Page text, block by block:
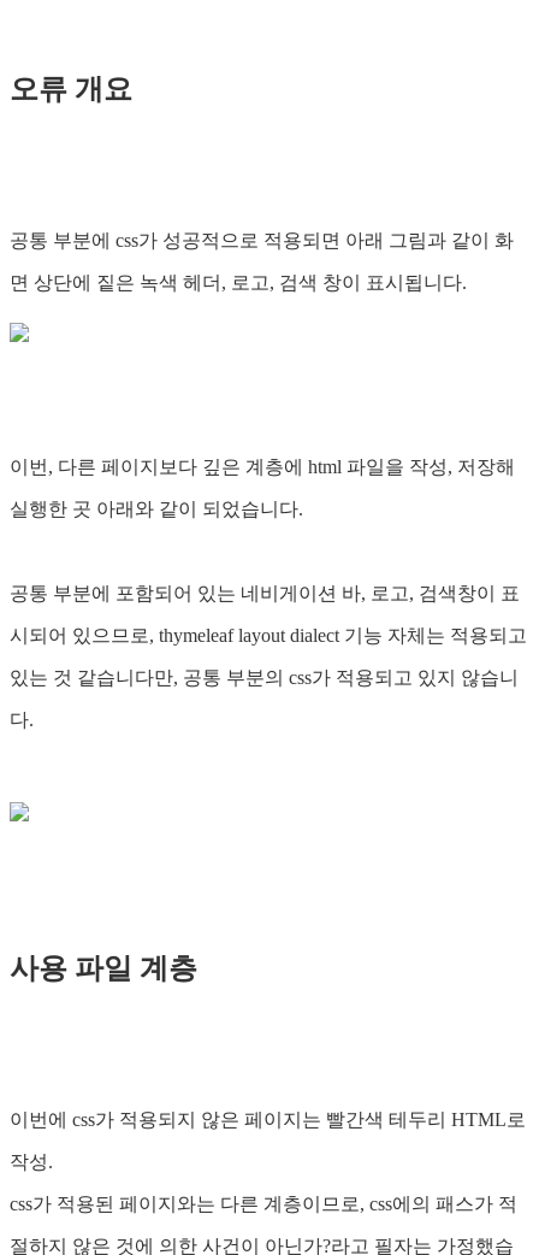
오류 개요
공통 부분에 css가 성공적으로 적용되면 아래 그림과 같이 화
면 상단에 짙은 녹색 헤더, 로고, 검색 창이 표시됩니다.
이번, 다른 페이지보다 깊은 계층에 html 파일을 작성, 저장해
실행한 곳 아래와 같이 되었습니다.
공통 부분에 포함되어 있는 네비게이션 바, 로고, 검색창이 표
시되어 있으므로, thymeleaf layout dialect 기능 자체는 적용되고
있는 것 같습니다만, 공통 부분의 css가 적용되고 있지 않습니
다.
사용 파일 계층
이번에 css가 적용되지 않은 페이지는 빨간색 테두리 HTML로
작성.
css가 적용된 페이지와는 다른 계층이므로, css에의 패스가 적
절하지 않은 것에 의한 사건이 아닌가?라고 필자는 가정했습